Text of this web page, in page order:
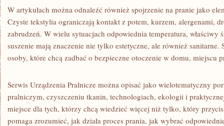
W artykułach można odnaleźć również spojrzenie na pranie jako
Czyste tekstylia ograniczają kontakt z potem, kurzem, alergenami,
zabrudzeń. W wielu sytuacjach odpowiednia temperatura, właściwy
suszenie mają znaczenie nie tylko estetyczne, ale również sanitarne.
osoby, które chcą zadbać o bezpieczne otoczenie w domu, miejscu
Serwis Urządzenia Pralnicze można opisać jako wielotematyczny
pralniczym, czyszczeniu tkanin, technologiach, ekologii i
miejsce dla tych, którzy chcą wiedzieć więcej niż tylko, który
pomaga zrozumieć, jak działa proces prania, jak wybrać